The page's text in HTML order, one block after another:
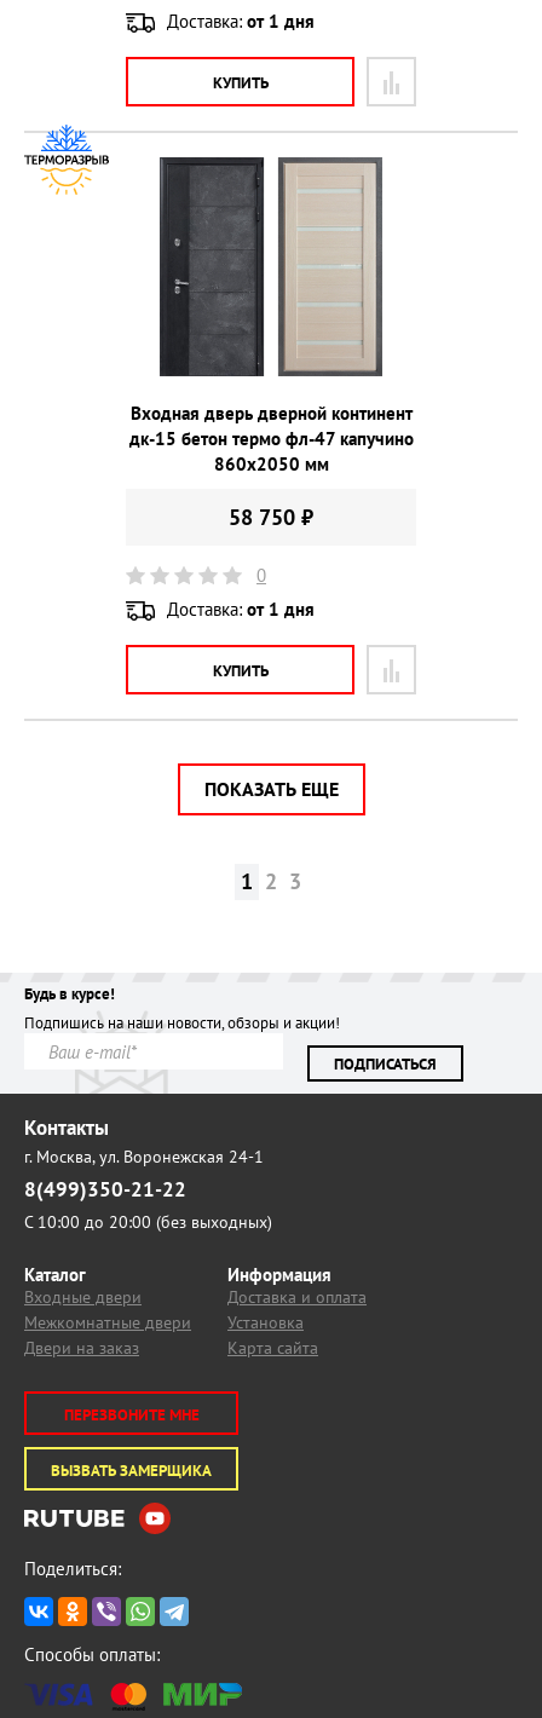
Доставка: от 1 дня
КУПИТЬ
Входная дверь дверной континент
дк-15 бетон термо фл-47 капучино
860х2050 мм
58 750 ₽
0
Доставка: от 1 дня
КУПИТЬ
ПОКАЗАТЬ ЕЩЕ
1 2 3
Будь в курсе!
Подпишись на наши новости, обзоры и акции!
ПОДПИСАТЬСЯ
Контакты
г. Москва,ул. Воронежская 24-1
8(499)350-21-22
С 10:00 до 20:00 (без выходных)
Каталог
Входные двери
Межкомнатные двери
Двери на заказ
Информация
Доставка и оплата
Установка
Карта сайта
ПЕРЕЗВОНИТЕ МНЕ
ВЫЗВАТЬ ЗАМЕРЩИКА
Поделиться:
Способы оплаты: